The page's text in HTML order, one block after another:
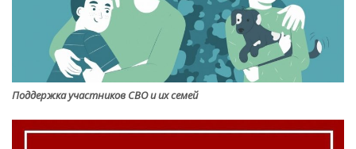
Поддержка участников СВО и их семей